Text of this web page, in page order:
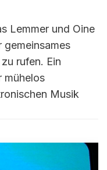
Lemmer und Oine
gemeinsames
rufen. Ein
mühelos
Musik